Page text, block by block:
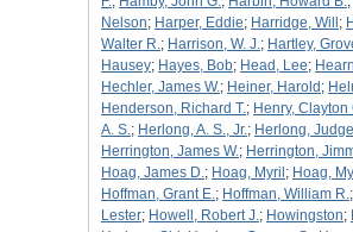
Nelson; Harper, Eddie; Harridge, Will ;
Walter R.; Harrison, W. J.; Hartley,
Hausey; Hayes, Bob; Head, Lee;
Hechler, James W.; Heiner, Harold ;
Henderson, Richard T.; Henry, Clayton
A. S.; Herlong, A. S., Jr.; Herlong, Judge
Herrington, James W.; Herrington,
Hoag, James D.; Hoag, Myril ; Hoag,
Hoffman, Grant E.; Hoffman, William R.;
Lester; Howell, Robert J.; Howingston;